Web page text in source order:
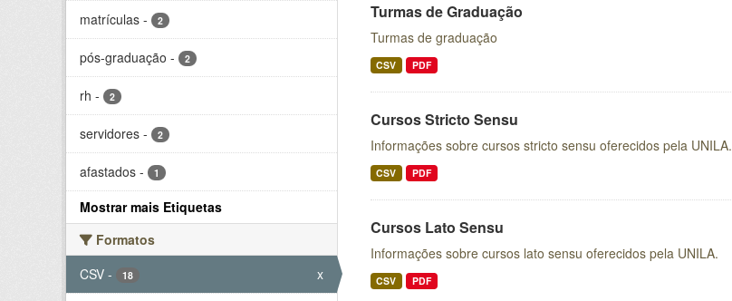
matrículas - 2
pós-graduação - 2
rh - 2
servidores - 2
afastados - 1
Mostrar mais Etiquetas
Formatos
CSV - 18 x
Turmas de Graduação
Turmas de graduação
CSV PDF
Cursos Stricto Sensu
Informações sobre cursos stricto sensu oferecidos pela UNILA.
CSV PDF
Cursos Lato Sensu
Informações sobre cursos lato sensu oferecidos pela UNILA.
CSV PDF